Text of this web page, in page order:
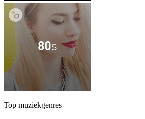
Top muziekgenres